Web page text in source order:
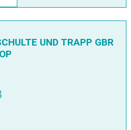
UND TRAPP GBR